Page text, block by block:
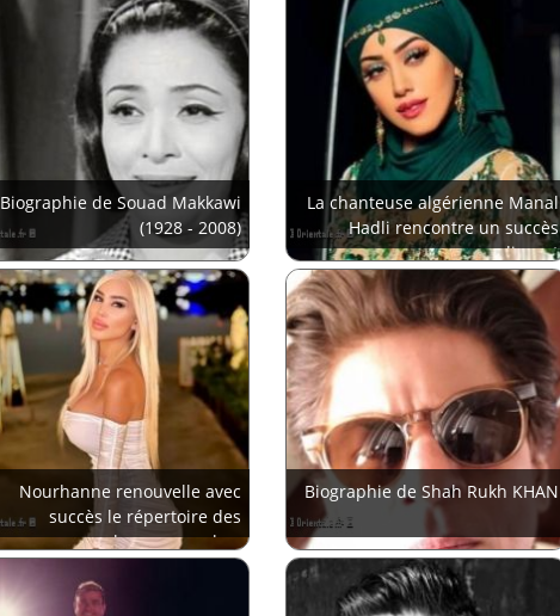
Biographie de Souad Makkawi
(1928 - 2008)
La chanteuse algérienne Manal
Hadli rencontre un succès
grandissant
Nourhanne renouvelle avec
succès le répertoire des
chansons arabes
Biographie de Shah Rukh KHAN